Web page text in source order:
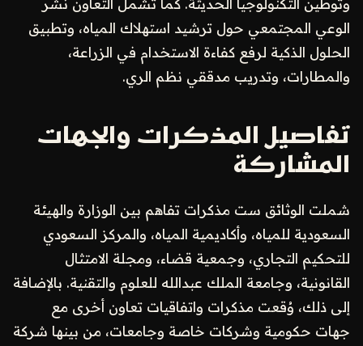
وتوطين التكنولوجيا الحديثة. كما تشمل التعاون نشر
الوعي المجتمعي حول ترشيد استهلاك المياه، وتطبيق
الحلول الذكية لرفع كفاءة الاستخدام في الزراعة،
والمطارات، وتدريب مدققي نظم الري.
تفاصيل المذكرات والجهات
المشاركة
شملت الوثائق ست مذكرات تفاهم بين الوزارة والهيئة
السعودية للمياه، وأكاديمية المياه، والمركز السعودي
للتحكيم التجاري، وجمعية قضاء، ومجلة الامتثال
القانونية، وجامعة الملك عبدالله للعلوم والتقنية. بالإضافة
إلى ذلك، وُقعت مذكرات واتفاقيات تعاون أخرى مع
جهات حكومية وشركات خاصة وجامعات، من بينها شركة